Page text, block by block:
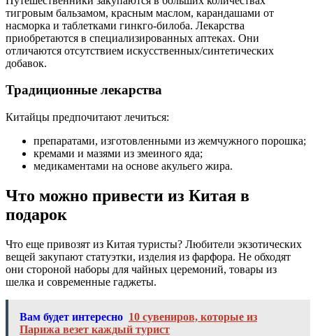
тигровым бальзамом, красным маслом, карандашами от
насморка и таблетками гинкго-билоба. Лекарства
приобретаются в специализированных аптеках. Они
отличаются отсутствием искусственных/синтетических
добавок.
Традиционные лекарства
Китайцы предпочитают лечиться:
препаратами, изготовленными из жемчужного порошка;
кремами и мазями из змеиного яда;
медикаментами на основе акульего жира.
Что можно привести из Китая в
подарок
Что еще привозят из Китая туристы? Любители экзотических
вещей закупают статуэтки, изделия из фарфора. Не обходят
они стороной наборы для чайных церемоний, товары из
шелка и современные гаджеты.
Вам будет интересно 10 сувениров, которые из
Парижа везет каждый турист